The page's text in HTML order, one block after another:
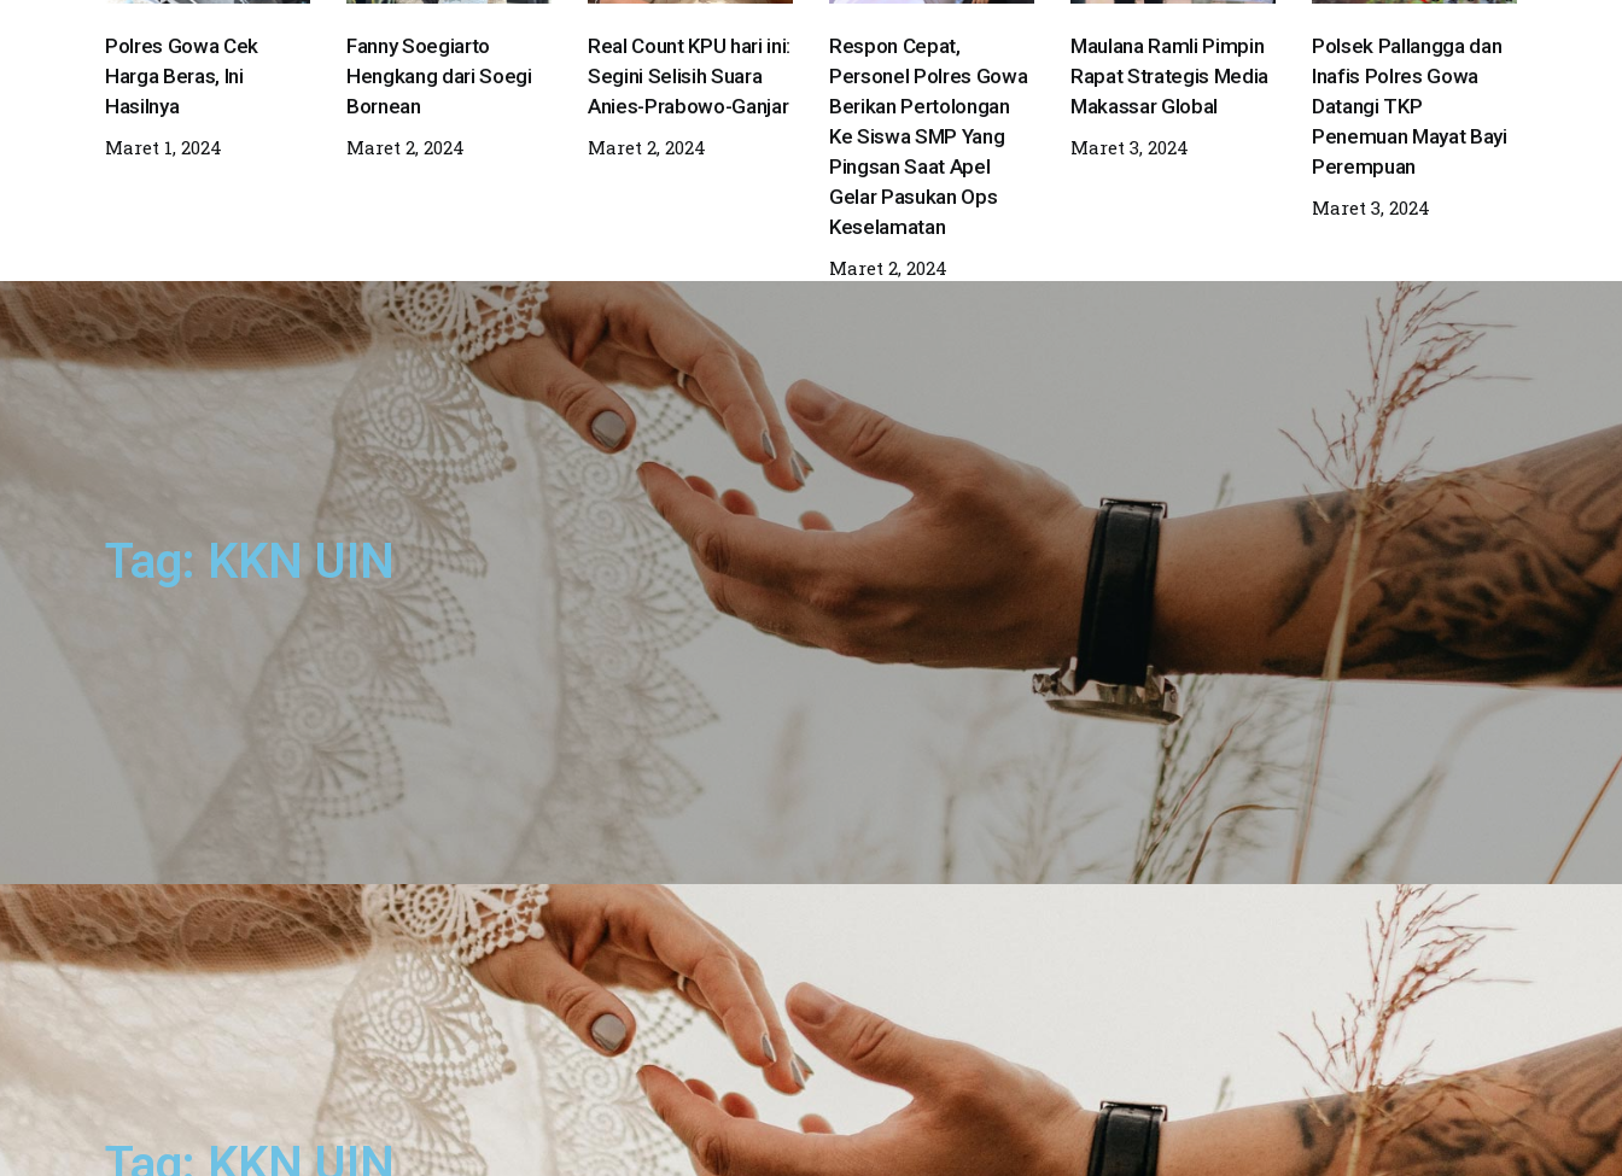
Polres Gowa Cek
Harga Beras, Ini
Hasilnya
Maret 1, 2024
Fanny Soegiarto
Hengkang dari Soegi
Bornean
Maret 2, 2024
Real Count KPU hari ini:
Segini Selisih Suara
Anies-Prabowo-Ganjar
Maret 2, 2024
Respon Cepat,
Personel Polres Gowa
Berikan Pertolongan
Ke Siswa SMP Yang
Pingsan Saat Apel
Gelar Pasukan Ops
Keselamatan
Maret 2, 2024
Maulana Ramli Pimpin
Rapat Strategis Media
Makassar Global
Maret 3, 2024
Polsek Pallangga dan
Inafis Polres Gowa
Datangi TKP
Penemuan Mayat Bayi
Perempuan
Maret 3, 2024
Tag: KKN UIN
Tag: KKN UIN